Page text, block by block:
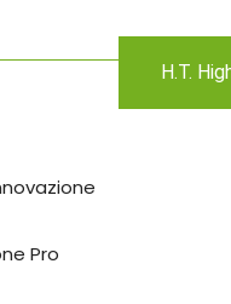
H.T.
Pro